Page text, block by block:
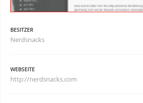
BESITZER
Nerdsnacks
WEBSEITE
http://nerdsnacks.com